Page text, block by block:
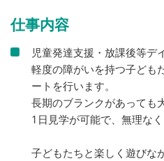
仕事内容
児童発達支援・放課後等デ
軽度の障がいを持つ子ども
ートを行います。
長期のブランクがあっても
1日見学が可能で、無理なく
子どもたちと楽しく遊びな